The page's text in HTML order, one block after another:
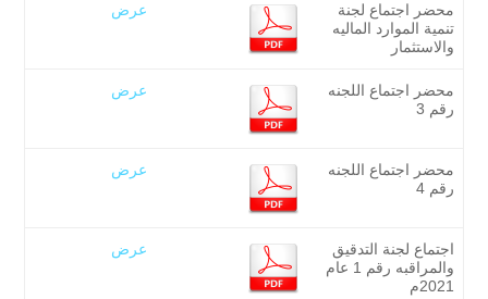
محضر اجتماع لجنة
تنمية الموارد الماليه
والاستثمار
عرض
محضر اجتماع اللجنه
رقم 3
عرض
محضر اجتماع اللجنه
رقم 4
عرض
اجتماع لجنة التدقيق
والمراقبه رقم 1 عام
2021م
عرض